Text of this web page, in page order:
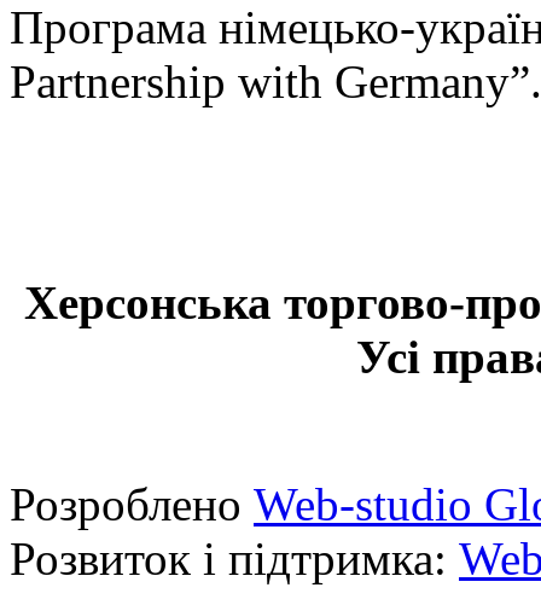
Програма німецько-
Partnership with
Херсонська торгово-
Усі
Розроблено Web-studio
Розвиток і підтримка: